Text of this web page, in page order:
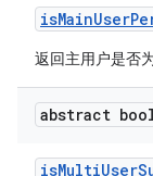
isMainUser
返回主用户是否
abstract
isMultiUser